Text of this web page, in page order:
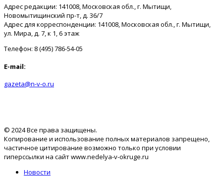
Адрес редакции: 141008, Московская обл., г. Мытищи,
Новомытищинский пр-т, д. 36/7
Адрес для корреспонденции: 141008, Московская обл., г. Мытищи,
ул. Мира, д. 7, к 1, 6 этаж
Телефон: 8 (495) 786-54-05
E-mail:
gazeta@n-v-o.ru
© 2024 Все права защищены.
Копирование и использование полных материалов запрещено,
частичное цитирование возможно только при условии
гиперссылки на сайт www.nedelya-v-okruge.ru
Новости